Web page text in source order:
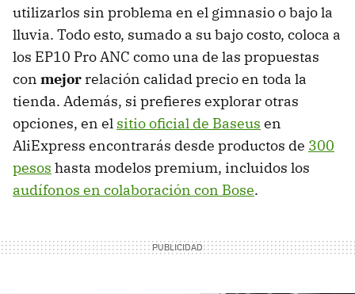
utilizarlos sin problema en el gimnasio o bajo la
lluvia. Todo esto, sumado a su bajo costo, coloca a
los EP10 Pro ANC como una de las propuestas
con mejor relación calidad precio en toda la
tienda. Además, si prefieres explorar otras
opciones, en el sitio oficial de Baseus en
AliExpress encontrarás desde productos de 300
pesos hasta modelos premium, incluidos los
audífonos en colaboración con Bose.